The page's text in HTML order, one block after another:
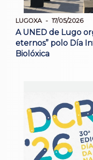
LUGOXA 17/05/2026
A UNED de Lugo
eternos” polo Día
Biolóxica